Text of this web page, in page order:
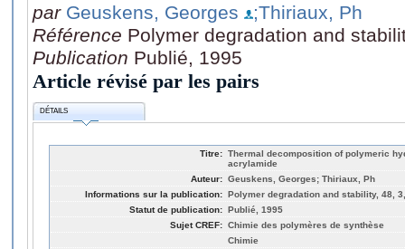
par Geuskens, Georges
;Thiriaux, Ph
Référence Polymer degradation and
Publication Publié, 1995
Article révisé par les pairs
DÉTAILS
Titre: Thermal decomposition of polymeric
acrylamide
Auteur: Geuskens, Georges; Thiriaux, Ph
Informations sur la publication: Polymer degradation and stability, 48,
Statut de publication: Publié, 1995
Sujet CREF: Chimie des polymères de synthèse
Chimie